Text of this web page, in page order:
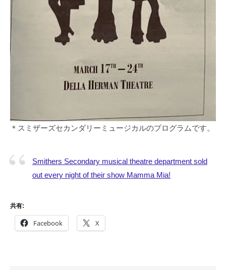
＊スミザーズセカンダリーミュージカルのプログラムです。
Smithers Secondary musical theatre department sold
out every night of their show Mamma Mia!
共有:
Facebook X